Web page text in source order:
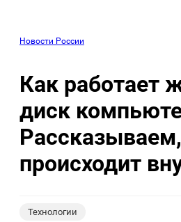
Новости России
Как работает
диск
происходит
Технологии